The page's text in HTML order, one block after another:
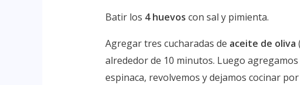
Batir los 4 huevos con sal y pimienta.
Agregar tres cucharadas de aceite de oliva
alrededor de 10 minutos. Luego agregamos
espinaca, revolvemos y dejamos cocinar